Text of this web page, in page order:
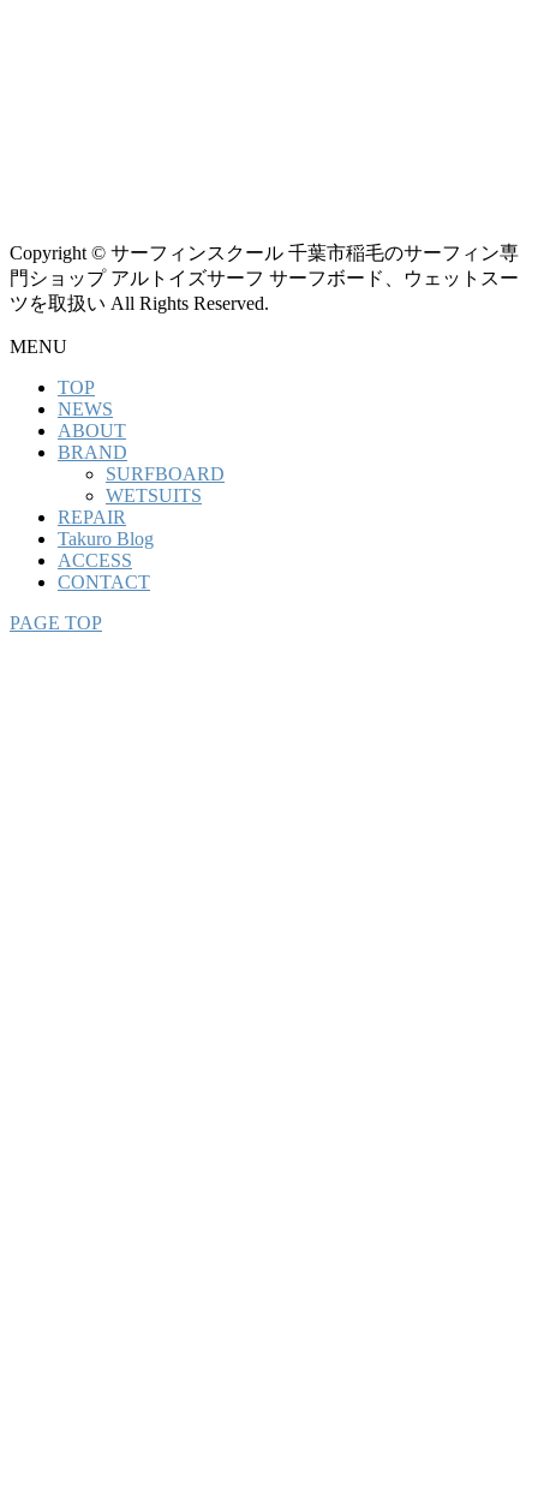
Copyright © サーフィンスクール 千葉市稲毛のサーフィン専
門ショップ アルトイズサーフ サーフボード、ウェットスー
ツを取扱い All Rights Reserved.
MENU
TOP
NEWS
ABOUT
BRAND
SURFBOARD
WETSUITS
REPAIR
Takuro Blog
ACCESS
CONTACT
PAGE TOP